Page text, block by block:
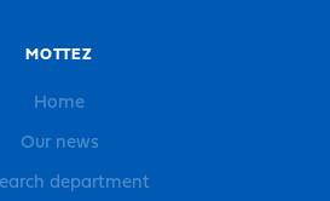
MOTTEZ
Home
Our news
department